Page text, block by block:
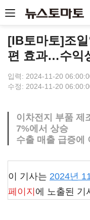
[IB토마토]조
편 효과…수익
입력: 2024-11-20
수정: 2024-11-20
이차전지 부품
7%에서 상승
수출 매출 급증에
이 기사는 2024년
페이지 에 노출된 기